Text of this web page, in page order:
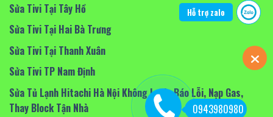
Sửa Tivi Tại Tây Hồ
Sửa Tivi Tại Hai Bà Trưng
Sửa Tivi Tại Thanh Xuân
Sửa Tivi TP Nam Định
Sửa Tủ Lạnh Hitachi Hà Nội Không Lạnh, Báo Lỗi, Nạp Gas,
Thay Block Tận Nhà
0943980980
Hỗ trợ zalo